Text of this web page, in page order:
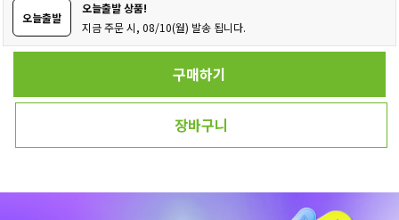
오늘출발
오늘출발 상품!
지금 주문 시, 08/10(월) 발송 됩니다.
구매하기
장바구니